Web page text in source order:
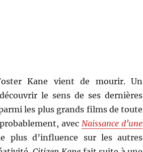
Kane vient de mourir. Un
le sens de ses dernières
les plus grands films de toute
avec Naissance d’une
d’influence sur les autres